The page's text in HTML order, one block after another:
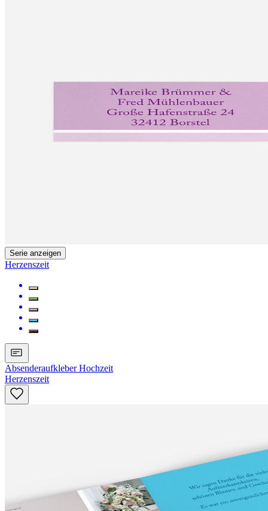
Serie anzeigen
Herzenszeit
Absenderaufkleber Hochzeit
Herzenszeit